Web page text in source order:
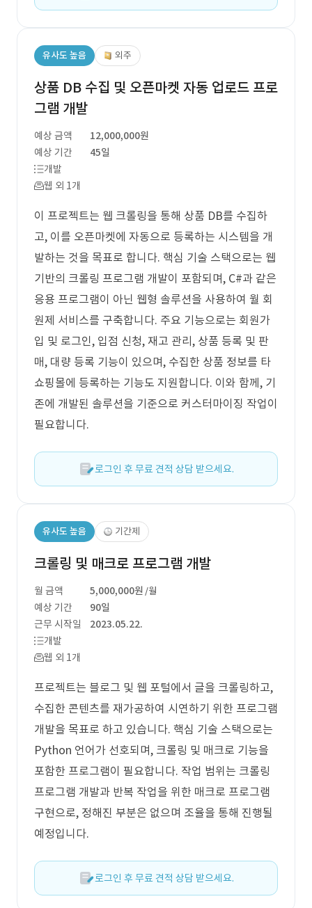
유사도 높음 외주
상품 DB 수집 및 오픈마켓 자동 업로드 프로
그램 개발
예상 금액
12,000,000원
예상 기간
45일
개발
웹 외 1개
이 프로젝트는 웹 크롤링을 통해 상품 DB를 수집하
고, 이를 오픈마켓에 자동으로 등록하는 시스템을 개
발하는 것을 목표로 합니다. 핵심 기술 스택으로는 웹
기반의 크롤링 프로그램 개발이 포함되며, C#과 같은
응용 프로그램이 아닌 웹형 솔루션을 사용하여 월 회
원제 서비스를 구축합니다. 주요 기능으로는 회원가
입 및 로그인, 입점 신청, 재고 관리, 상품 등록 및 판
매, 대량 등록 기능이 있으며, 수집한 상품 정보를 타
쇼핑몰에 등록하는 기능도 지원합니다. 이와 함께, 기
존에 개발된 솔루션을 기준으로 커스터마이징 작업이
필요합니다.
로그인 후 무료 견적 상담 받으세요.
유사도 높음 기간제
크롤링 및 매크로 프로그램 개발
월 금액 5,000,000원 /월
예상 기간
90일
근무 시작일
2023.05.22.
개발
웹 외 1개
프로젝트는 블로그 및 웹 포털에서 글을 크롤링하고,
수집한 콘텐츠를 재가공하여 시연하기 위한 프로그램
개발을 목표로 하고 있습니다. 핵심 기술 스택으로는
Python 언어가 선호되며, 크롤링 및 매크로 기능을
포함한 프로그램이 필요합니다. 작업 범위는 크롤링
프로그램 개발과 반복 작업을 위한 매크로 프로그램
구현으로, 정해진 부분은 없으며 조율을 통해 진행될
예정입니다.
로그인 후 무료 견적 상담 받으세요.